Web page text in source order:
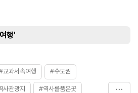
행'
교과서속여행 #수도권
사관광지 #역사를품은곳